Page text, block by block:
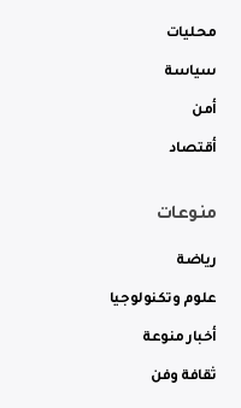
محليات
سياسة
أمن
أقتصاد
منوعات
رياضة
علوم وتكنولوجيا
أخبار منوعة
ثقافة وفن